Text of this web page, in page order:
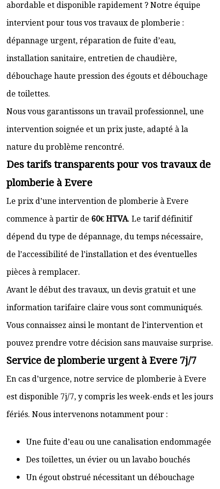
abordable et disponible rapidement ? Notre équipe
intervient pour tous vos travaux de plomberie :
dépannage urgent, réparation de fuite d’eau,
installation sanitaire, entretien de chaudière,
débouchage haute pression des égouts et débouchage
de toilettes.
Nous vous garantissons un travail professionnel, une
intervention soignée et un prix juste, adapté à la
nature du problème rencontré.
Des tarifs transparents pour vos travaux de
plomberie à Evere
Le prix d’une intervention de plomberie à Evere
commence à partir de 60€ HTVA. Le tarif définitif
dépend du type de dépannage, du temps nécessaire,
de l’accessibilité de l’installation et des éventuelles
pièces à remplacer.
Avant le début des travaux, un devis gratuit et une
information tarifaire claire vous sont communiqués.
Vous connaissez ainsi le montant de l’intervention et
pouvez prendre votre décision sans mauvaise surprise.
Service de plomberie urgent à Evere 7j/7
En cas d’urgence, notre service de plomberie à Evere
est disponible 7j/7, y compris les week-ends et les jours
fériés. Nous intervenons notamment pour :
Une fuite d’eau ou une canalisation endommagée
Des toilettes, un évier ou un lavabo bouchés
Un égout obstrué nécessitant un débouchage